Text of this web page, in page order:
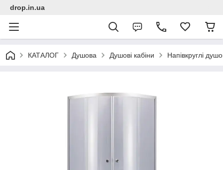
drop.in.ua
КАТАЛОГ Душова Душові кабіни Напівкруглі